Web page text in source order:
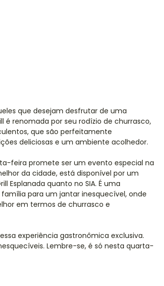
que desejam desfrutar de uma
é renomada por seu rodízio de churrasco,
que são perfeitamente
deliciosas e um ambiente acolhedor.
feira promete ser um evento especial na
da cidade, está disponível por um
Esplanada quanto no SIA. É uma
para um jantar inesquecível, onde
em termos de churrasco e
experiência gastronômica exclusiva.
Lembre-se, é só nesta quarta-